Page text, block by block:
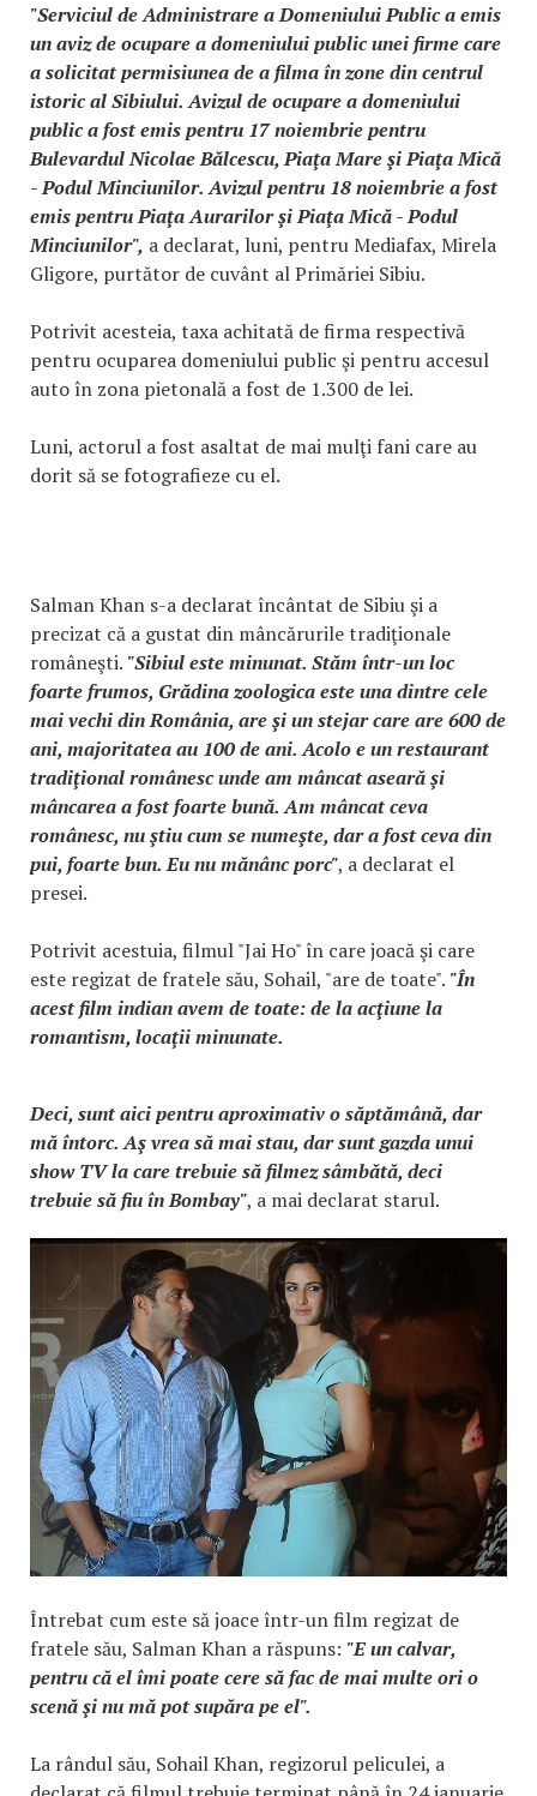
"Serviciul de Administrare a Domeniului Public a emis
un aviz de ocupare a domeniului public unei firme care
a solicitat permisiunea de a filma în zone din centrul
istoric al Sibiului. Avizul de ocupare a domeniului
public a fost emis pentru 17 noiembrie pentru
Bulevardul Nicolae Bălcescu, Piaţa Mare şi Piaţa Mică
- Podul Minciunilor. Avizul pentru 18 noiembrie a fost
emis pentru Piaţa Aurarilor şi Piaţa Mică - Podul
Minciunilor", a declarat, luni, pentru Mediafax, Mirela
Gligore, purtător de cuvânt al Primăriei Sibiu.
Potrivit acesteia, taxa achitată de firma respectivă
pentru ocuparea domeniului public şi pentru accesul
auto în zona pietonală a fost de 1.300 de lei.
Luni, actorul a fost asaltat de mai mulţi fani care au
dorit să se fotografieze cu el.
Salman Khan s-a declarat încântat de Sibiu şi a
precizat că a gustat din mâncărurile tradiţionale
româneşti. "Sibiul este minunat. Stăm într-un loc
foarte frumos, Grădina zoologica este una dintre cele
mai vechi din România, are şi un stejar care are 600 de
ani, majoritatea au 100 de ani. Acolo e un restaurant
tradiţional românesc unde am mâncat aseară şi
mâncarea a fost foarte bună. Am mâncat ceva
românesc, nu ştiu cum se numeşte, dar a fost ceva din
pui, foarte bun. Eu nu mănânc porc", a declarat el
presei.
Potrivit acestuia, filmul "Jai Ho" în care joacă şi care
este regizat de fratele său, Sohail, "are de toate". "În
acest film indian avem de toate: de la acţiune la
romantism, locaţii minunate.
Deci, sunt aici pentru aproximativ o săptămână, dar
mă întorc. Aş vrea să mai stau, dar sunt gazda unui
show TV la care trebuie să filmez sâmbătă, deci
trebuie să fiu în Bombay", a mai declarat starul.
Întrebat cum este să joace într-un film regizat de
fratele său, Salman Khan a răspuns: "E un calvar,
pentru că el îmi poate cere să fac de mai multe ori o
scenă şi nu mă pot supăra pe el".
La rândul său, Sohail Khan, regizorul peliculei, a